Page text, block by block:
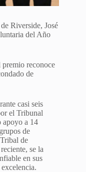
Riverside, José
del Año
premio reconoce
de
casi seis
el Tribunal
apoyo a 14
de
de
se la
en sus